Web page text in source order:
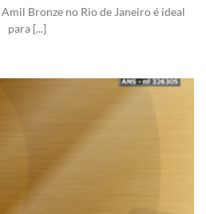
Bronze no Rio de Janeiro é ideal
para [...]